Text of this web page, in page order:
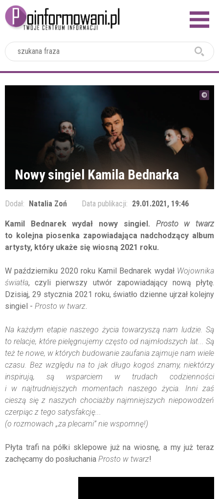
Nowy singiel Kamila Bednarka
Dodał: Natalia Zoń Data publikacji: 29.01.2021, 19:46
Kamil Bednarek wydał nowy singiel. Prosto w twarz
to kolejna piosenka zapowiadająca nadchodzący album
artysty, który ukaże się wiosną 2021 roku.
W październiku 2020 roku Kamil Bednarek wydał Wojownika
światła, czyli pierwszy utwór zapowiadający nową płytę.
Dzisiaj, 29 stycznia 2021 roku, światło dzienne ujrzał kolejny
singiel - Prosto w twarz
Na każdym etapie naszego życia towarzyszą nam ludzie. Są
to relacje, które pielęgnujemy często od najmłodszych lat... Są
też te nowe, w których budowanie zaufania zajmuje nam wiele
czasu.Bez względu na to jak długo kogoś znamy, niektórzy
inspirują, są wsparciem w trudach codzienności
i w najtrudniejszych momentach naszego życia. Inni zaś
cieszą się z naszych chociażby najmniejszych niepowodzeń
czerpiąc z tego satysfakcję...
(o rozmowach „za plecami” nie wspomnę!)
Płyta trafi na półki sklepowe już na wiosnę, a my już teraz
zachęcamy do posłuchania Prosto w twarz!